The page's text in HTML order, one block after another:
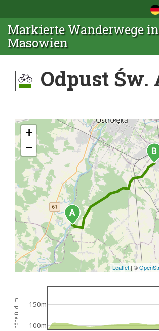
Markierte Wanderwege in
Masowien
Odpust Św.
+
−
Leaflet | ©
höhe ü. d. m. 100m
150m